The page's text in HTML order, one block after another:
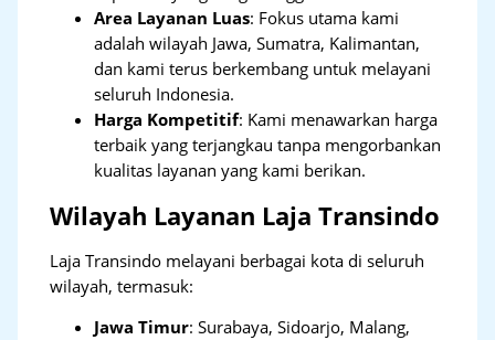
Area Layanan Luas: Fokus utama kami
adalah wilayah Jawa, Sumatra, Kalimantan,
dan kami terus berkembang untuk melayani
seluruh Indonesia.
Harga Kompetitif: Kami menawarkan harga
terbaik yang terjangkau tanpa mengorbankan
kualitas layanan yang kami berikan.
Wilayah Layanan Laja Transindo
Laja Transindo melayani berbagai kota di seluruh
wilayah, termasuk:
Jawa Timur:Surabaya, Sidoarjo, Malang,